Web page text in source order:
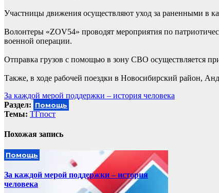
Участницы движения осуществляют уход за раненными в
Волонтеры «ZOV54» проводят мероприятия по
военной операции.
Отправка грузов с помощью в зону СВО осуществляется
Также, в ходе рабочей поездки в Новосибирский район,
Навигация
по
За каждой мерой поддержки – история человека
Раздел: Помощь
Темы: ТГпост
Похожая запись
Помощь
За каждой мерой поддержки – история
человека